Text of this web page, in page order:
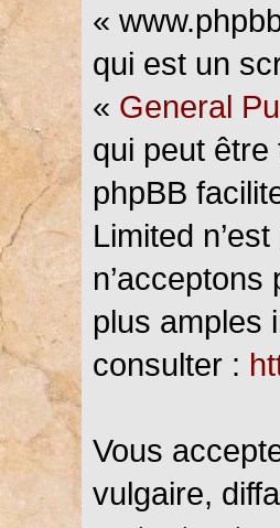
«
qui est un
« General
qui peut
phpBB
Limited
plus amples
consulter :
Vous
vulgaire,